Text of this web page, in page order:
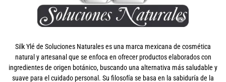
Silk Ylé de Soluciones Naturales es una marca mexicana de cosmética
natural y artesanal que se enfoca en ofrecer productos elaborados con
ingredientes de origen botánico, buscando una alternativa más saludable y
suave para el cuidado personal. Su filosofía se basa en la sabiduría de la